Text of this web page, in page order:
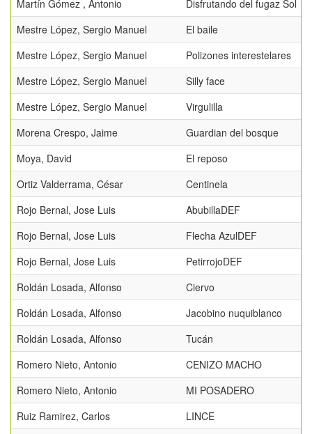
Martín Gómez , Antonio
Disfrutando del fugaz Sol
Mestre López, Sergio Manuel
El baile
Mestre López, Sergio Manuel
Polizones interestelares
Mestre López, Sergio Manuel
Silly face
Mestre López, Sergio Manuel
Virgulilla
Morena Crespo, Jaime
Guardian del bosque
Moya, David
El reposo
Ortiz Valderrama, César
Centinela
Rojo Bernal, Jose Luis
AbubillaDEF
Rojo Bernal, Jose Luis
Flecha AzulDEF
Rojo Bernal, Jose Luis
PetirrojoDEF
Roldán Losada, Alfonso
Ciervo
Roldán Losada, Alfonso
Jacobino nuquiblanco
Roldán Losada, Alfonso
Tucán
Romero Nieto, Antonio
CENIZO MACHO
Romero Nieto, Antonio
MI POSADERO
Ruiz Ramirez, Carlos
LINCE